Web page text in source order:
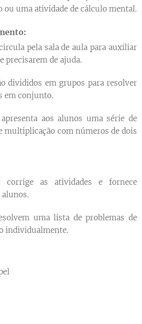
ou uma atividade de cálculo mental.
pela sala de aula para auxiliar
precisarem de ajuda.
divididos em grupos para resolver
em conjunto.
aos alunos uma série de
multiplicação com números de dois
corrige as atividades e fornece
alunos.
uma lista de problemas de
individualmente.